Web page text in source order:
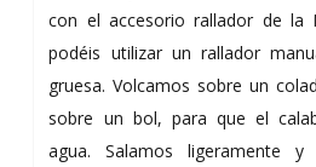
con el accesorio rallador de la
podéis utilizar un rallador
gruesa. Volcamos sobre un
sobre un bol, para que el
agua. Salamos ligeramente y